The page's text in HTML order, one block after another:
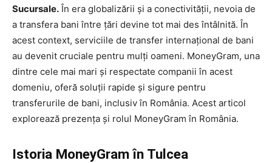
Sucursale. În era globalizării și a conectivității, nevoia de
a transfera bani între țări devine tot mai des întâlnită. În
acest context, serviciile de transfer internațional de bani
au devenit cruciale pentru mulți oameni. MoneyGram, una
dintre cele mai mari și respectate companii în acest
domeniu, oferă soluții rapide și sigure pentru
transferurile de bani, inclusiv în România. Acest articol
explorează prezența și rolul MoneyGram în România.
Istoria MoneyGram în Tulcea